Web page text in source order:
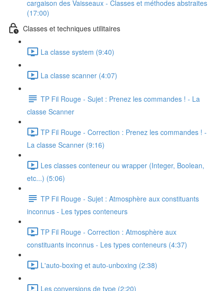
cargaison des Vaisseaux - Classes et méthodes abstraites
(17:00)
Classes et techniques utilitaires
La classe system (9:40)
La classe scanner (4:07)
TP Fil Rouge - Sujet : Prenez les commandes ! - La
classe Scanner
TP Fil Rouge - Correction : Prenez les commandes ! -
La classe Scanner (9:16)
Les classes conteneur ou wrapper (Integer, Boolean,
etc...) (5:06)
TP Fil Rouge - Sujet : Atmosphère aux constituants
inconnus - Les types conteneurs
TP Fil Rouge - Correction : Atmosphère aux
constituants inconnus - Les types conteneurs (4:37)
L'auto-boxing et auto-unboxing (2:38)
Les conversions de type (2:20)